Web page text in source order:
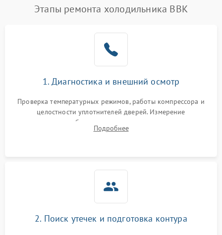
Этапы ремонта холодильника BBK
1. Диагностика и внешний осмотр
Проверка температурных режимов, работы компрессора и
целостности уплотнителей дверей. Измерение
сопротивления обмоток мотора, проверка термостата и
считывание кодов ошибок с электронного дисплея.
Подробнее
2. Поиск утечек и подготовка контура